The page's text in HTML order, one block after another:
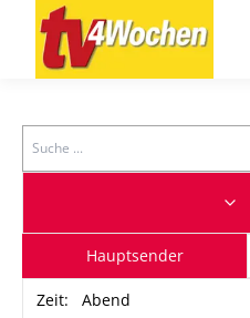
Search
Hauptsender
Zeit: Abend